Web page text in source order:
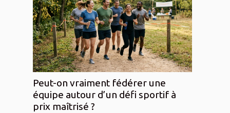
Peut-on vraiment fédérer une
équipe autour d’un défi sportif à
prix maîtrisé ?